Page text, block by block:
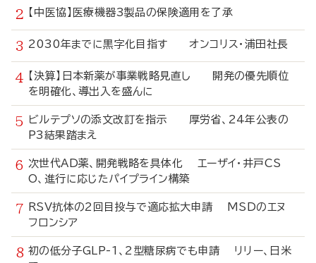
【中医協】医療機器3製品の保険適用を了承
2030年までに黒字化目指す オンコリス・浦田社長
【決算】日本新薬が事業戦略見直し 開発の優先順位
を明確化、導出入を盛んに
ビルテプソの添文改訂を指示 厚労省、24年公表の
P3結果踏まえ
次世代AD薬、開発戦略を具体化 エーザイ・井戸CS
O、進行に応じたパイプライン構築
RSV抗体の2回目投与で適応拡大申請 MSDのエヌ
フロンシア
初の低分子GLP-1、2型糖尿病でも申請 リリー、日米